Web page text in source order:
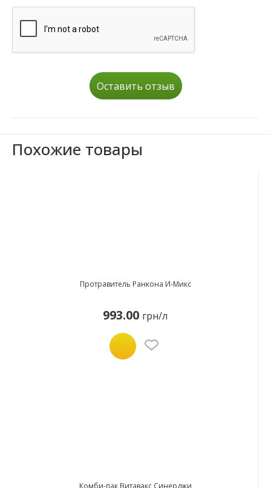
Оставить отзыв
Похожие товары
Протравитель Ранкона И-Микс
993.00 грн/л